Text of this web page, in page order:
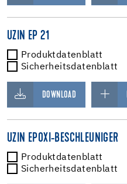
UZIN EP 21
Produktdatenblatt
Sicherheitsdatenblatt
DOWNLOAD
UZIN EPOXI-BESCHLEUNIGER
Produktdatenblatt
Sicherheitsdatenblatt